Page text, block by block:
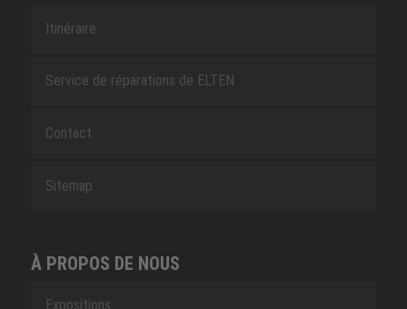
Itinéraire
Service de réparations de ELTEN
Contact
Sitemap
À PROPOS DE NOUS
Expositions